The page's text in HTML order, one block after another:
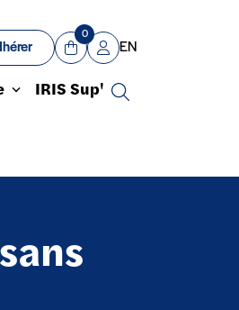
Panier
0
Mon compte
EN
IRIS Sup'
Recherche